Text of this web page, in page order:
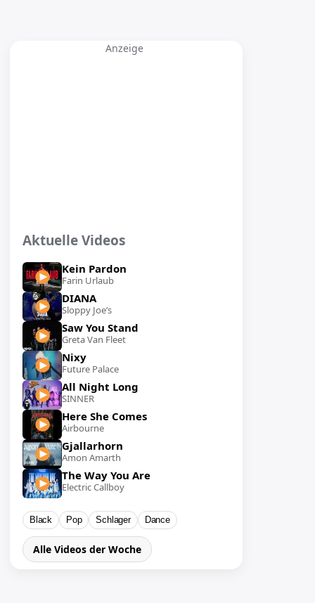
Anzeige
Aktuelle Videos
Kein Pardon
Farin Urlaub
DIANA
Sloppy Joe’s
Saw You Stand
Greta Van Fleet
Nixy
Future Palace
All Night Long
SINNER
Here She Comes
Airbourne
Gjallarhorn
Amon Amarth
The Way You Are
Electric Callboy
Black Pop Schlager Dance
Alle Videos der Woche